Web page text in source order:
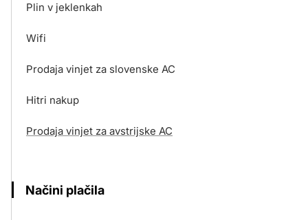
Plin v jeklenkah
Wifi
Prodaja vinjet za slovenske AC
Hitri nakup
Prodaja vinjet za avstrijske AC
Načini plačila